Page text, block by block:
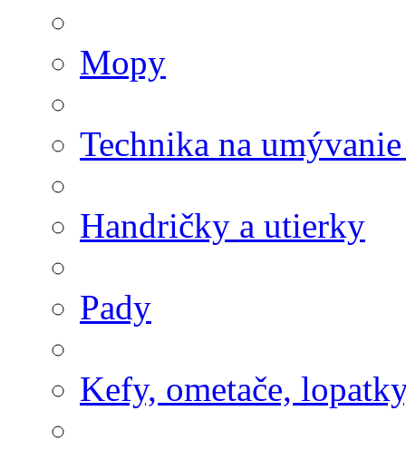
Mopy
Technika na
Handričky a utierky
Pady
Kefy, ometače,